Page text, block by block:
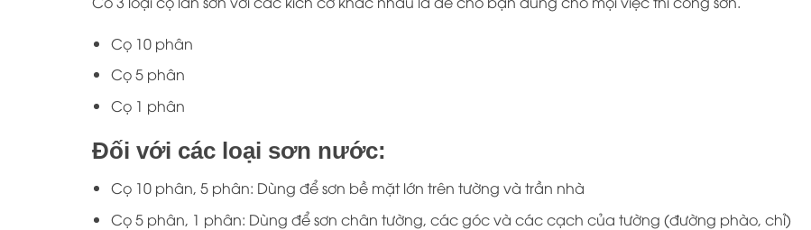
Cọ 10 phân
Cọ 5 phân
Cọ 1 phân
Đối với các loại sơn nước:
Cọ 10 phân, 5 phân: Dùng để sơn bề mặt lớn trên tường và trần nhà
Cọ 5 phân, 1 phân: Dùng để sơn chân tường, các góc và các cạch của tường (đường phào, chỉ)